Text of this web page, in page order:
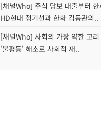
[채널Who] 주식 담보 대출부터
HD현대 정기선과 한화 김동관의..
[채널Who] 사회의 가장 약한 고
'불평등' 해소로 사회적 재..